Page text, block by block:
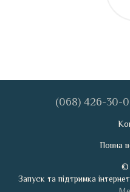
(068) 426-30-
Повна
©
Запуск та підтримка